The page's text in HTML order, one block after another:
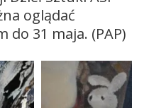
oglądać
do 31 maja. (PAP)